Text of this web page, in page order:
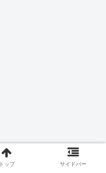
トップ サイドバー